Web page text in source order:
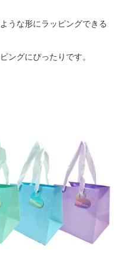
うな形にラッピングできる
ングにぴったりです。